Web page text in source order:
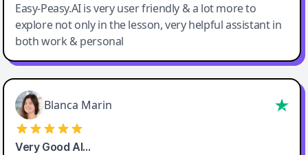
Easy-Peasy.AI is very user friendly & a lot more to
explore not only in the lesson, very helpful assistant in
both work & personal
Blanca Marin
Very Good AI…